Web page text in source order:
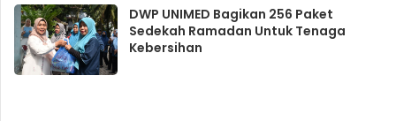
DWP UNIMED Bagikan 256 Paket
Sedekah Ramadan Untuk Tenaga
Kebersihan